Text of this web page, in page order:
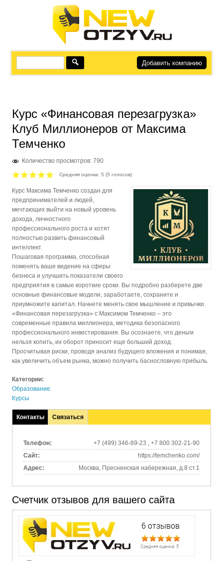
Добавить компанию
Курс «Финансовая перезагрузка»
Клуб Миллионеров от Максима
Темченко
Количество просмотров: 790
Средняя оценка:5 (5 голосов)
Курс Максима Темченко создан для
предпринимателей и людей,
мечтающих выйти на новый уровень
дохода, личностного
профессионального роста и хотят
полностью развить финансовый
интеллект.
Пошаговая программа, способная
поменять ваше видение на сферы
бизнеса и улучшить показатели своего
предприятия в самые короткие сроки. Вы подробно разберете две
основные финансовые модели, заработаете, сохраните и
приумножите капитал. Начнете менять свое мышление и привычки.
«Финансовая перезагрузка» с Максимом Темченко – это
современные правила миллионера, методика безопасного
профессионального инвестирования. Вы осознаете, что деньги
нельзя копить, их оборот приносит еще больший доход.
Просчитывая риски, проводя анализ будущего вложения и понимая,
как увеличить объем рынка, можно получить баснословную прибыль.
Категории:
Образование
Курсы
Контакты
(активная
Связаться
Телефон:
+7 (499) 346-89-23 , +7 800 302-21-90
Сайт:
https://temchenko.com/
Адрес:
Москва, Пресненская набережная, д.8 ст.1
Счетчик отзывов для вашего сайта